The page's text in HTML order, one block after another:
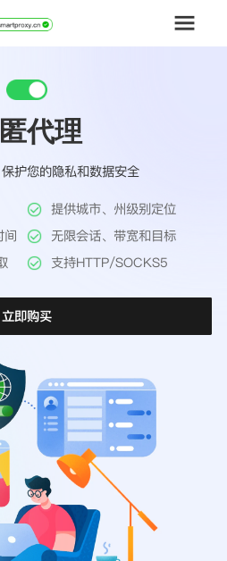
代理
护您的隐私和数据安全
提供城市、州级别定位
间
无限会话、带宽和目标
支持HTTP/SOCKS5
立即购买